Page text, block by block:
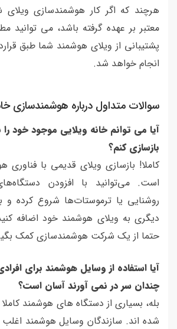
هرچند که اگر کار هوشمندسازی
معتبر بر عهده گرفته باشد، می توانید
پشتیبانی از ویلای هوشمند شما طبق
انجام خواهد شد.
سوالات متداول درباره هوشمندسازی
آیا می توانم خانه ویلایی موجود خود
بازسازی کنم؟
کاملا! بازسازی ویلای قدیمی با فناوری
است. می‌توانید با افزودن
روشنایی یا ترموستات‌ها شروع کرده و
دیگری به ویلای هوشمند خود اضافه
حتما از یک شرکت هوشمندسازی کمک
آیا استفاده از وسایل هوشمند برای
چندان سر در نمی آورند آسان است؟
بله، بسیاری از دستگاه های هوشمند
شده اند. سازندگان وسایل هوشمند اغلب